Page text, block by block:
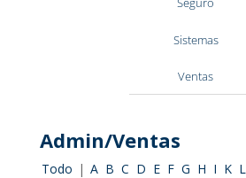
Sistemas
Ventas
Admin/Ventas
Todo | A B C D E F G H I K L